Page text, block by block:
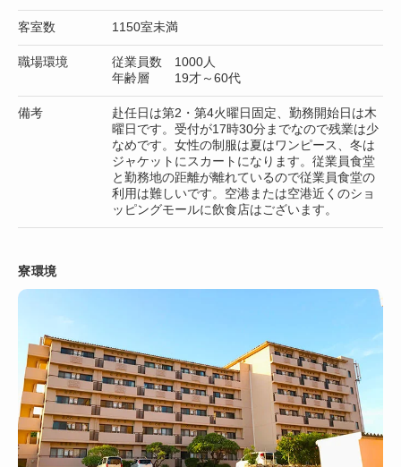
客室数 1150室未満
職場環境
従業員数 1000人
年齢層 19才～60代
備考
赴任日は第2・第4火曜日固定、勤務開始日は木
曜日です。受付が17時30分までなので残業は少
なめです。女性の制服は夏はワンピース、冬は
ジャケットにスカートになります。従業員食堂
と勤務地の距離が離れているので従業員食堂の
利用は難しいです。空港または空港近くのショ
ッピングモールに飲食店はございます。
寮環境